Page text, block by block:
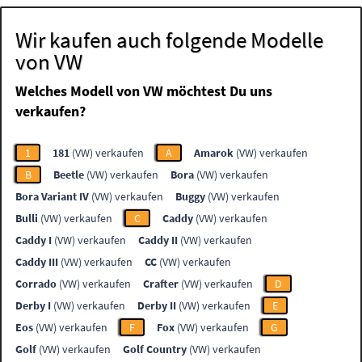
Wir kaufen auch folgende Modelle
von VW
Welches Modell von VW möchtest Du uns
verkaufen?
1 181 (VW) verkaufen A Amarok (VW) verkaufen
B
Beetle (VW) verkaufen Bora (VW) verkaufen
Bora Variant IV (VW) verkaufen Buggy (VW) verkaufen
Bulli (VW) verkaufen C Caddy (VW) verkaufen
Caddy I (VW) verkaufen Caddy II (VW) verkaufen
Caddy III (VW) verkaufen CC (VW) verkaufen
Corrado (VW) verkaufen Crafter (VW) verkaufen
D
Derby I (VW) verkaufen Derby II (VW) verkaufen
E
Eos (VW) verkaufen F Fox (VW) verkaufen
G
Golf (VW) verkaufen Golf Country (VW) verkaufen